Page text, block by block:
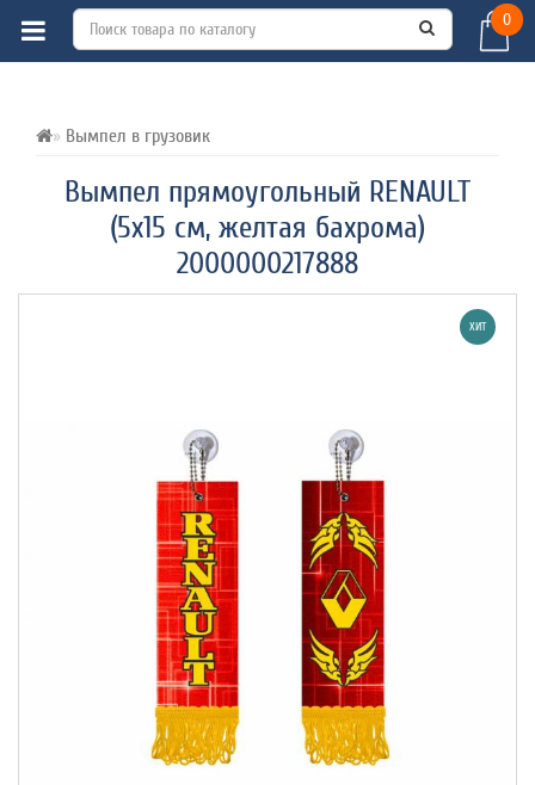
0
Вымпел в грузовик
Вымпел прямоугольный RENAULT
(5х15 см, желтая бахрома)
2000000217888
ВСЕ О ТОВАРЕ ХАРАКТЕРИСТИКИ
ХИТ